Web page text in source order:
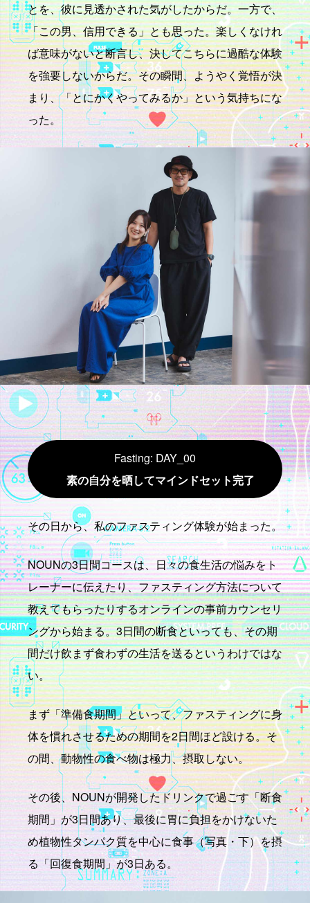
とを、彼に見透かされた気がしたからだ。一方で、
「この男、信用できる」とも思った。楽しくなけれ
ば意味がないと断言し、決してこちらに過酷な体験
を強要しないからだ。その瞬間、ようやく覚悟が決
まり、「とにかくやってみるか」という気持ちにな
った。
Fasting: DAY_00
素の自分を晒してマインドセット完了
その日から、私のファスティング体験が始まった。
NOUNの3日間コースは、日々の食生活の悩みをト
レーナーに伝えたり、ファスティング方法について
教えてもらったりするオンラインの事前カウンセリ
ングから始まる。3日間の断食といっても、その期
間だけ飲まず食わずの生活を送るというわけではな
い。
まず「準備食期間」といって、ファスティングに身
体を慣れさせるための期間を2日間ほど設ける。そ
の間、動物性の食べ物は極力、摂取しない。
その後、NOUNが開発したドリンクで過ごす「断食
期間」が3日間あり、最後に胃に負担をかけないた
め植物性タンパク質を中心に食事（写真・下）を摂
る「回復食期間」が3日ある。